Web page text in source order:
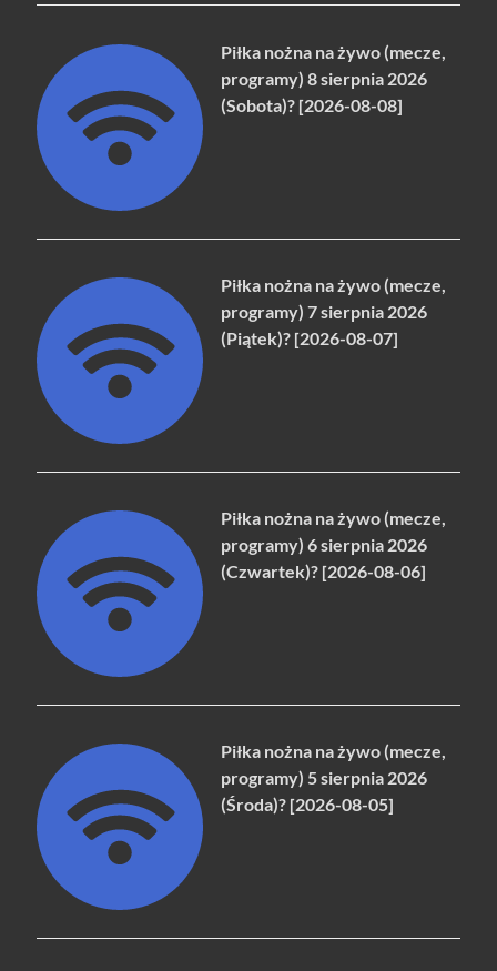
Piłka nożna na żywo (mecze,
programy) 8 sierpnia 2026
(Sobota)? [2026-08-08]
Piłka nożna na żywo (mecze,
programy) 7 sierpnia 2026
(Piątek)? [2026-08-07]
Piłka nożna na żywo (mecze,
programy) 6 sierpnia 2026
(Czwartek)? [2026-08-06]
Piłka nożna na żywo (mecze,
programy) 5 sierpnia 2026
(Środa)? [2026-08-05]